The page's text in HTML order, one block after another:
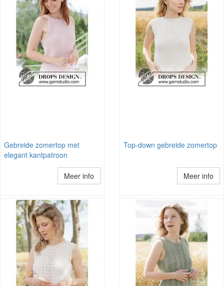
Gebreide zomertop met
elegant kantpatroon
Meer info
Top-down gebreide zomertop
Meer info